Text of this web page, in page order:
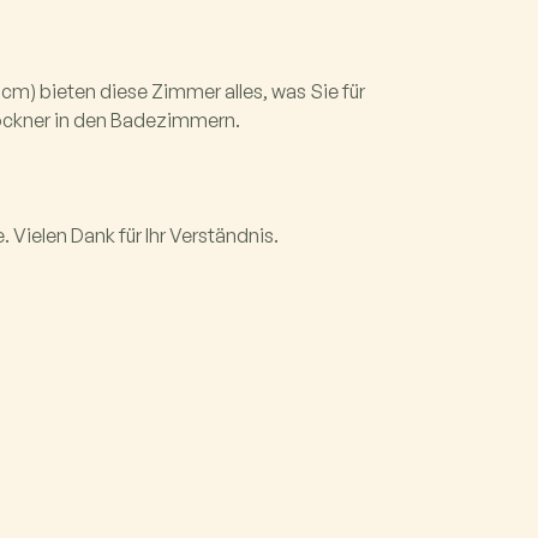
bieten diese Zimmer alles, was Sie für
in den Badezimmern.
Dank für Ihr Verständnis.